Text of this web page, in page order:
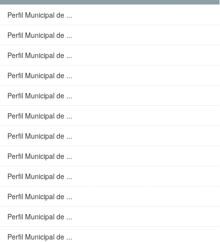
Perfil Municipal de ...
Perfil Municipal de ...
Perfil Municipal de ...
Perfil Municipal de ...
Perfil Municipal de ...
Perfil Municipal de ...
Perfil Municipal de ...
Perfil Municipal de ...
Perfil Municipal de ...
Perfil Municipal de ...
Perfil Municipal de ...
Perfil Municipal de ...